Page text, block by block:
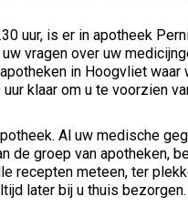
uur, is er in apotheek
vragen over uw
in Hoogvliet
klaar om u te voorzien
Al uw medische
de groep van apotheken,
recepten meteen, ter
later bij u thuis bezorgen.